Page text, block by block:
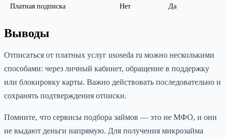
Платная подписка Нет Да
Выводы
Отписаться от платных услуг usoseda ru можно несколькими
способами: через личный кабинет, обращение в поддержку
или блокировку карты. Важно действовать последовательно и
сохранять подтверждения отписки.
Помните, что сервисы подбора займов — это не МФО, и они
не выдают деньги напрямую. Для получения микрозайма